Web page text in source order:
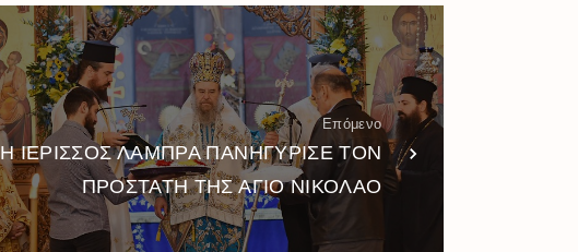
Επόμενο
Η ΙΕΡΙΣΣΟΣ ΛΑΜΠΡΑ ΠΑΝΗΓΥΡΙΣΕ ΤΟΝ
ΠΡΟΣΤΑΤΗ ΤΗΣ ΑΓΙΟ ΝΙΚΟΛΑΟ